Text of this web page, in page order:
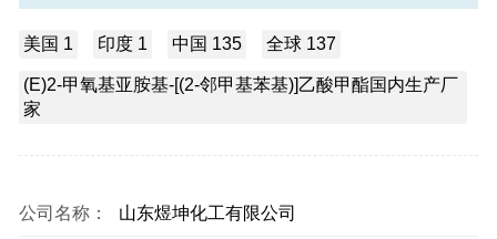
美国 1 印度 1 中国 135 全球 137
(E)2-甲氧基亚胺基-[(2-邻甲基苯基)]乙酸甲酯国内生产厂
家
公司名称： 山东煜坤化工有限公司